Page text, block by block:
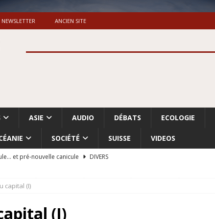
NEWSLETTER ANCIEN SITE
ASIE AUDIO DÉBATS ECOLOGIE
SOCIÉTÉ SUISSE VIDEOS
et pré-nouvelle canicule
DIVERS
du nettoyage ethnique en Cisjordanie et à Gaza
ISRAËL
capital (I)
(I)